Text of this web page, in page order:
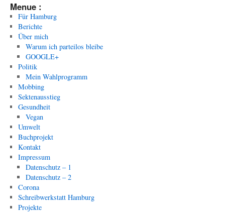
Menue :
Für Hamburg
Berichte
Über mich
Warum ich parteilos bleibe
GOOGLE+
Politik
Mein Wahlprogramm
Mobbing
Sektenausstieg
Gesundheit
Vegan
Umwelt
Buchprojekt
Kontakt
Impressum
Datenschutz – 1
Datenschutz – 2
Corona
Schreibwerkstatt Hamburg
Projekte